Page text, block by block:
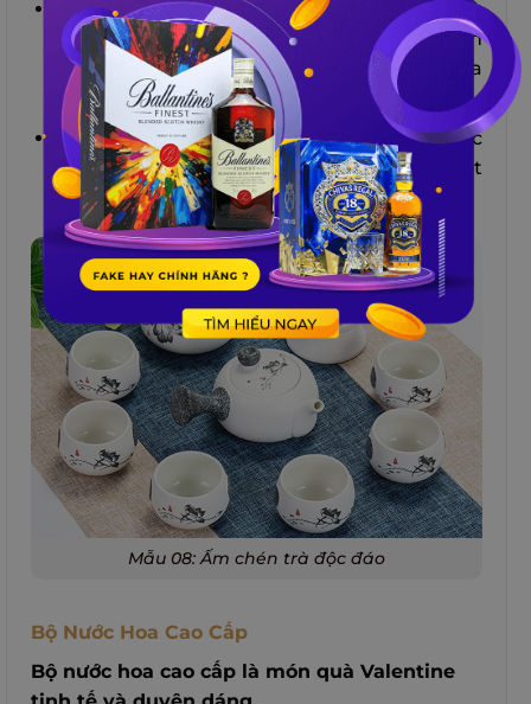
Bạn có thể chọn những loại ấm chén trà
độc đáo có hình thù, màu sắc và hoa văn
đẹp mắt và phù hợp với gu thẩm mỹ của
người yêu.
Bạn cũng có thể kết hợp ấm chén trà độc
đáo với những loại trà ngon để tạo nên một
bộ quà tặng Valentine hoàn chỉnh.
Mẫu 08: Ấm chén trà độc đáo
Bộ Nước Hoa Cao Cấp
Bộ nước hoa cao cấp là món quà Valentine